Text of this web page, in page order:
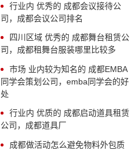
行业内 优秀的 成都会议接待公
司，成都会议公司排名
四川区域 优秀的 成都舞台租赁公
司，成都租舞台服装哪里比较多
市场 业内较为知名的 成都EMBA
同学会策划公司，emba同学会的好
处
行业内 优质的 成都启动道具租赁
公司，成都道具厂
成都做活动怎么避免物料外包质